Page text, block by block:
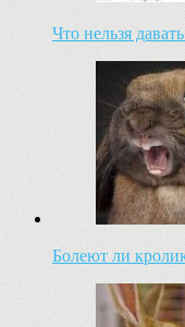
Что нельзя
Болеют ли